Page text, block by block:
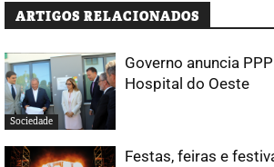
ARTIGOS RELACIONADOS
Sociedade
Governo anuncia
Hospital do Oeste
Festas, feiras e